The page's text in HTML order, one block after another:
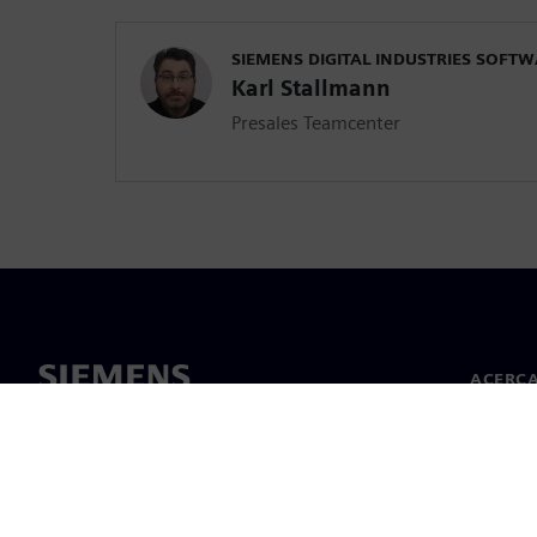
SIEMENS DIGITAL INDUSTRIES
Karl Stallmann
Presales Teamcenter